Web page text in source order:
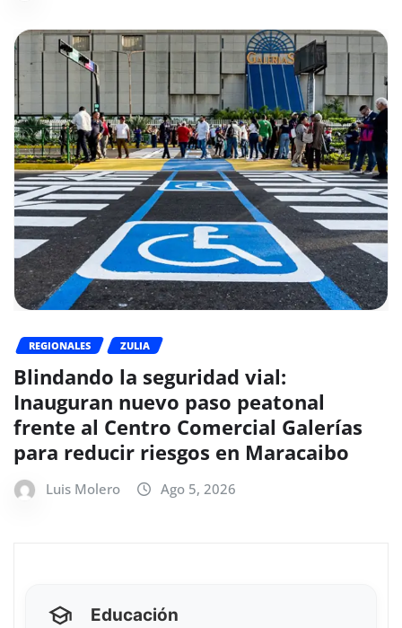
REGIONALES ZULIA
Blindando la seguridad vial:
Inauguran nuevo paso peatonal
frente al Centro Comercial Galerías
para reducir riesgos en Maracaibo
Luis Molero Ago 5, 2026
Educación